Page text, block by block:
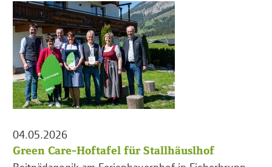
04.05.2026
Green Care-Hoftafel für Stallhäuslhof